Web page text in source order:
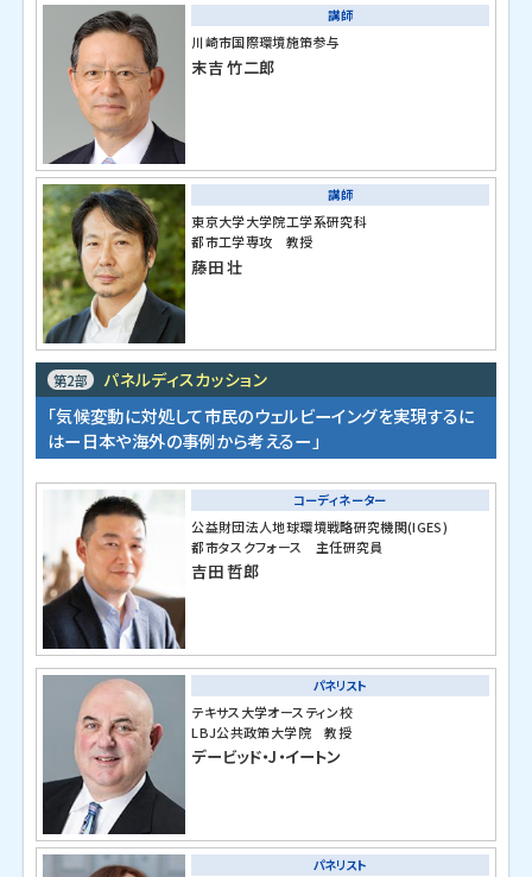
講師
川崎市国際環境施策参与
末吉 竹二郎
講師
東京大学大学院工学系研究科
都市工学専攻 教授
藤田 壮
第2部 パネルディスカッション
「気候変動に対処して市民のウェルビーイングを実現するに
はー日本や海外の事例から考えるー」
コーディネーター
公益財団法人地球環境戦略研究機関(IGES)
都市タスクフォース 主任研究員
吉田 哲郎
パネリスト
テキサス大学オースティン校
LBJ公共政策大学院 教授
デービッド・J・イートン
パネリスト